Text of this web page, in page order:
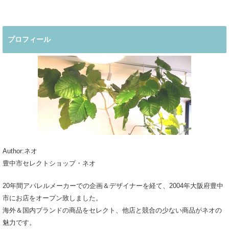
プロフィール
Author:ネオ
豊中市セレクトショップ・ネオ
20年間アパレルメーカーでの企画＆デザイナーを経て、2004年大阪府豊中
市にお店をオープン致しました。
海外＆国内ブランドの商品をセレクト、他店と競合の少ない商品がネオの
魅力です。